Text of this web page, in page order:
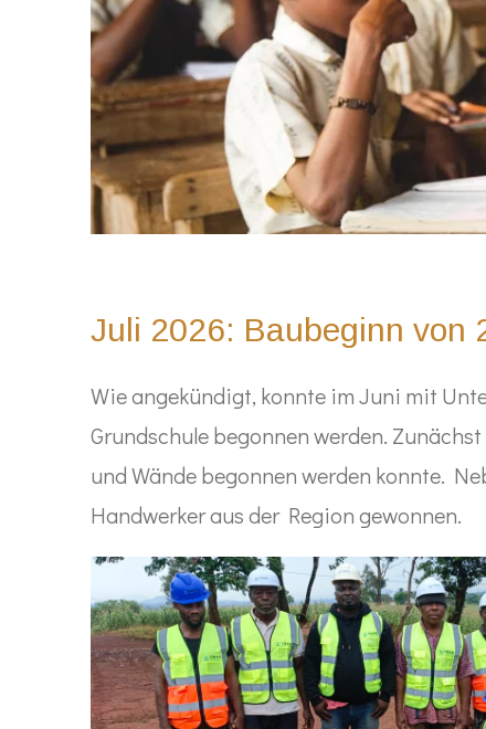
Juli 2026: Baubeginn von
Wie angekündigt, konnte im Juni mit
Grundschule begonnen werden.
und Wände begonnen werden konnte.
Handwerker aus der Region gewonnen.